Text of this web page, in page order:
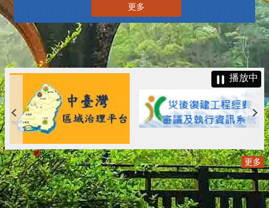
更多
播放中
更多